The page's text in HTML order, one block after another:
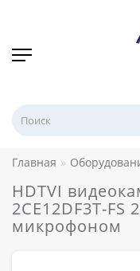
Главная
HDTVI
2CE12DF3T-
микрофоном